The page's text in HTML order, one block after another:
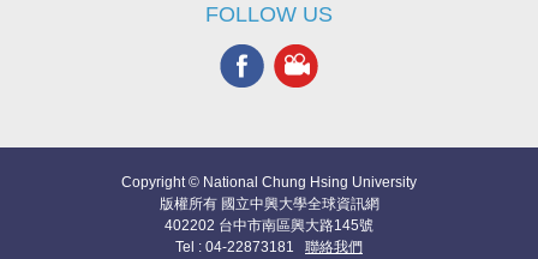
FOLLOW US
Copyright © National Chung Hsing University
版權所有 國立中興大學全球資訊網
402202 台中市南區興大路145號
Tel : 04-22873181 聯絡我們